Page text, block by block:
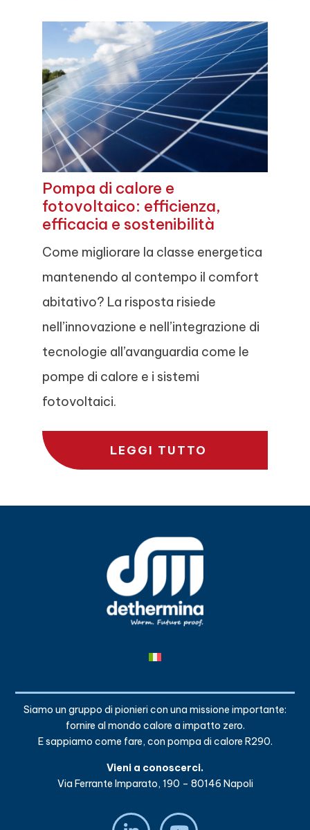
Pompa di calore e
fotovoltaico: efficienza,
efficacia e sostenibilità
Come migliorare la classe energetica
mantenendo al contempo il comfort
abitativo? La risposta risiede
nell’innovazione e nell’integrazione di
tecnologie all’avanguardia come le
pompe di calore e i sistemi
fotovoltaici.
LEGGI TUTTO
Siamo un gruppo di pionieri con una missione importante:
fornire al mondo calore a impatto zero.
E sappiamo come fare, con pompa di calore R290.
Vieni a conoscerci.
Via Ferrante Imparato, 190 – 80146 Napoli